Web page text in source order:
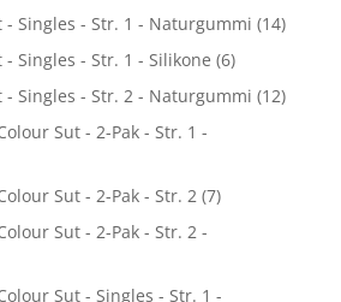
- Singles - Str. 1 - Naturgummi (14)
- Singles - Str. 1 - Silikone (6)
- Singles - Str. 2 - Naturgummi (12)
Sut - 2-Pak - Str. 1 -
Sut - 2-Pak - Str. 2 (7)
Sut - 2-Pak - Str. 2 -
Sut - Singles - Str. 1 -